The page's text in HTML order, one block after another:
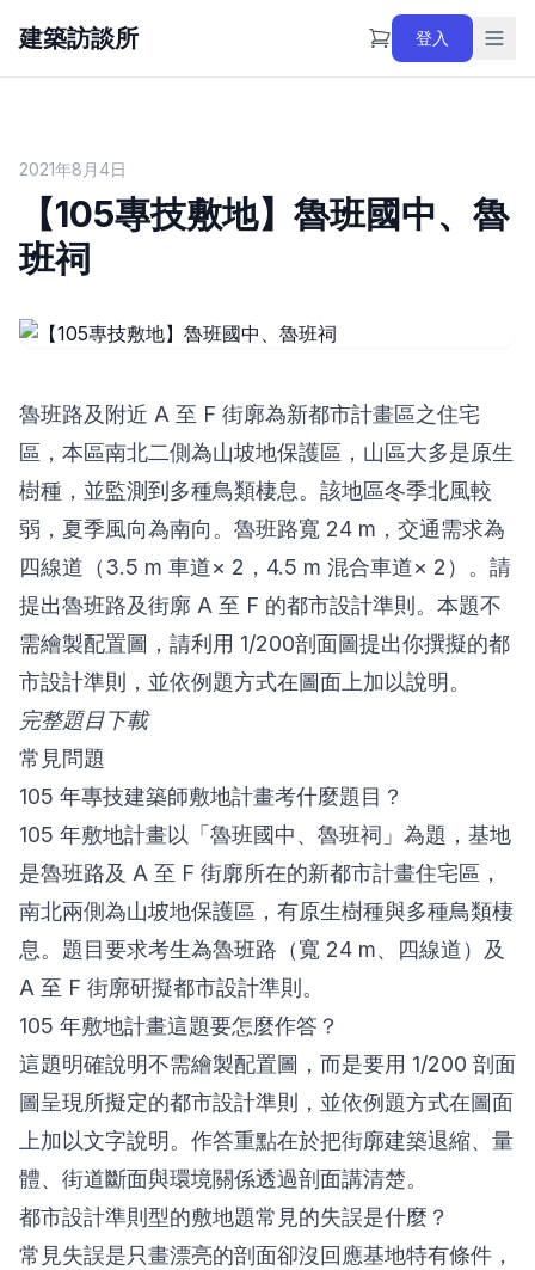
建築訪談所 登入
2021年8月4日
【105專技敷地】魯班國中、魯
班祠
魯班路及附近 A 至 F 街廓為新都市計畫區之住宅
區，本區南北二側為山坡地保護區，山區大多是原生
樹種，並監測到多種鳥類棲息。該地區冬季北風較
弱，夏季風向為南向。魯班路寬 24 m，交通需求為
四線道（3.5 m 車道× 2，4.5 m 混合車道× 2）。請
提出魯班路及街廓 A 至 F 的都市設計準則。本題不
需繪製配置圖，請利用 1/200剖面圖提出你撰擬的都
市設計準則，並依例題方式在圖面上加以說明。
完整題目下載
常見問題
105 年專技建築師敷地計畫考什麼題目？
105 年敷地計畫以「魯班國中、魯班祠」為題，基地
是魯班路及 A 至 F 街廓所在的新都市計畫住宅區，
南北兩側為山坡地保護區，有原生樹種與多種鳥類棲
息。題目要求考生為魯班路（寬 24 m、四線道）及
A 至 F 街廓研擬都市設計準則。
105 年敷地計畫這題要怎麼作答？
這題明確說明不需繪製配置圖，而是要用 1/200 剖面
圖呈現所擬定的都市設計準則，並依例題方式在圖面
上加以文字說明。作答重點在於把街廓建築退縮、量
體、街道斷面與環境關係透過剖面講清楚。
都市設計準則型的敷地題常見的失誤是什麼？
常見失誤是只畫漂亮的剖面卻沒回應基地特有條件，